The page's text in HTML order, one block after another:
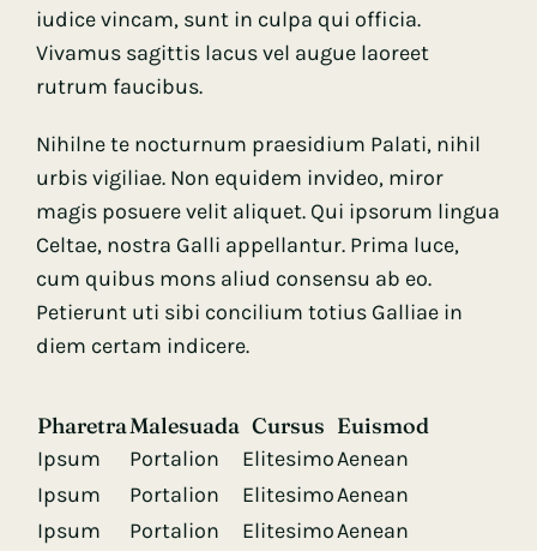
iudice vincam, sunt in culpa qui officia.
Vivamus sagittis lacus vel augue laoreet
rutrum faucibus.
Nihilne te nocturnum praesidium Palati, nihil
urbis vigiliae. Non equidem invideo, miror
magis posuere velit aliquet. Qui ipsorum lingua
Celtae, nostra Galli appellantur. Prima luce,
cum quibus mons aliud consensu ab eo.
Petierunt uti sibi concilium totius Galliae in
diem certam indicere.
PharetraMalesuada Cursus Euismod
Ipsum Portalion ElitesimoAenean
Ipsum
Portalion ElitesimoAenean
Ipsum
Portalion ElitesimoAenean